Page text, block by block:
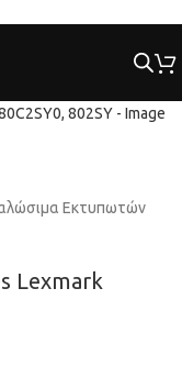
Εκτυπωτών
Lexmark